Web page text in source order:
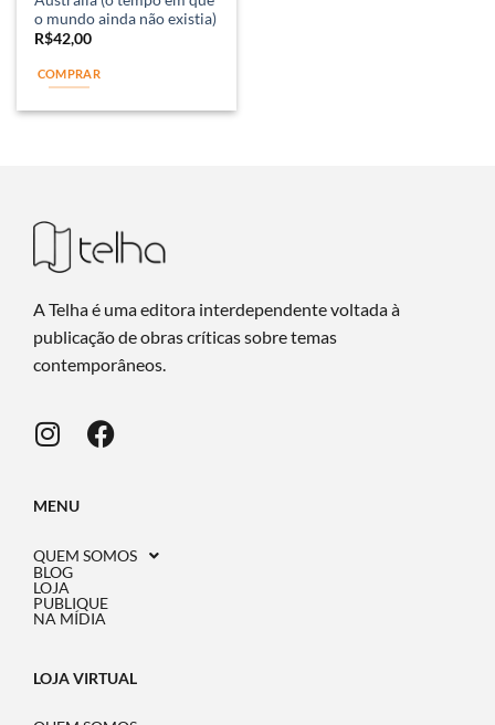
o mundo ainda não existia)
R$42,00
COMPRAR
A Telha é uma editora interdependente voltada à
publicação de obras críticas sobre temas
contemporâneos.
MENU
QUEM SOMOS
BLOG
LOJA
PUBLIQUE
NA MÍDIA
LOJA VIRTUAL